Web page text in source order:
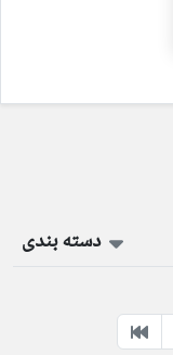
دسته بندی